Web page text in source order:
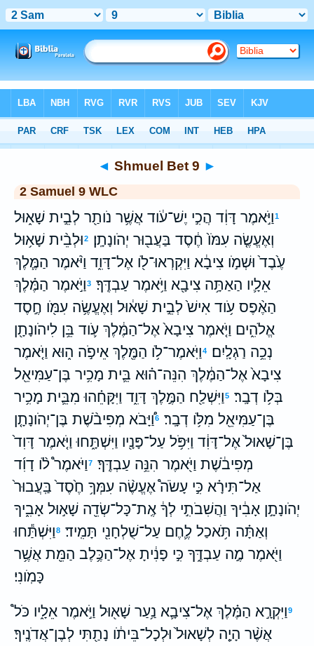
WLC> Shmuel Bet 9
◄ Shmuel Bet 9 ►
2 Samuel 9 WLC
1וַיֹּ֣אמֶר דָּוִ֔ד הֲכִ֣י יֶשׁ־עֹ֔וד אֲשֶׁ֥ר נֹותַ֖ר לְבֵ֣ית שָׁא֑וּל
וְאֶעֱשֶׂ֤ה עִמֹּו֙ חֶ֔סֶד בַּעֲב֖וּר יְהֹונָתָֽן׃
2וּלְבֵ֨ית שָׁא֥וּל
עֶ֙בֶד֙ וּשְׁמֹ֣ו צִיבָ֔א וַיִּקְרְאוּ־לֹ֖ו אֶל־דָּוִ֑ד וַיֹּ֨אמֶר הַמֶּ֧לֶךְ
אֵלָ֛יו הַאַתָּ֥ה צִיבָ֖א וַיֹּ֥אמֶר עַבְדֶּֽךָ׃ 3וַיֹּ֣אמֶר הַמֶּ֗לֶךְ
הַאֶ֨פֶס עֹ֥וד אִישׁ֙ לְבֵ֣ית שָׁא֔וּל וְאֶעֱשֶׂ֥ה עִמֹּ֖ו חֶ֣סֶד
אֱלֹהִ֑ים וַיֹּ֤אמֶר צִיבָא֙ אֶל־הַמֶּ֔לֶךְ עֹ֛וד בֵּ֥ן לִיהֹונָתָ֖ן
נְכֵ֥ה רַגְלָֽיִם׃
4וַיֹּֽאמֶר־לֹ֥ו הַמֶּ֖לֶךְ אֵיפֹ֣ה ה֑וּא וַיֹּ֤אמֶר
צִיבָא֙ אֶל־הַמֶּ֔לֶךְ הִנֵּה־ה֗וּא בֵּ֛ית מָכִ֥יר בֶּן־עַמִּיאֵ֖ל
בְּלֹ֥ו דְבָֽר׃ 5וַיִּשְׁלַ֖ח הַמֶּ֣לֶךְ דָּוִ֑ד וַיִּקָּחֵ֗הוּ מִבֵּ֛ית מָכִ֥יר
בֶּן־עַמִּיאֵ֖ל מִלֹּ֥ו דְבָֽר׃ 6וַ֠יָּבֹא מְפִיבֹ֨שֶׁת בֶּן־יְהֹונָתָ֤ן
בֶּן־שָׁאוּל֙ אֶל־דָּוִ֔ד וַיִּפֹּ֥ל עַל־פָּנָ֖יו וַיִּשְׁתָּ֑חוּ וַיֹּ֤אמֶר דָּוִד֙
מְפִיבֹ֔שֶׁת וַיֹּ֖אמֶר הִנֵּ֥ה עַבְדֶּֽךָ׃ 7וַיֹּאמֶר֩ לֹ֨ו דָוִ֜ד
אַל־תִּירָ֗א כִּ֣י עָשֹׂה֩ אֶעֱשֶׂ֨ה עִמְּךָ֥ חֶ֙סֶד֙ בַּֽעֲבוּר֙
יְהֹונָתָ֣ן אָבִ֔יךָ וַהֲשִׁבֹתִ֣י לְךָ֔ אֶֽת־כָּל־שְׂדֵ֖ה שָׁא֣וּל אָבִ֑יךָ
וְאַתָּ֗ה תֹּ֥אכַל לֶ֛חֶם עַל־שֻׁלְחָנִ֖י תָּמִֽיד׃ 8וַיִּשְׁתַּ֕חוּ
וַיֹּ֖אמֶר מֶ֣ה עַבְדֶּ֑ךָ כִּ֣י פָנִ֔יתָ אֶל־הַכֶּ֥לֶב הַמֵּ֖ת אֲשֶׁ֥ר
כָּמֹֽונִי׃
9וַיִּקְרָ֣א הַמֶּ֗לֶךְ אֶל־צִיבָ֛א נַ֥עַר שָׁא֖וּל וַיֹּ֣אמֶר אֵלָ֑יו כֹּל֩
אֲשֶׁ֨ר הָיָ֤ה לְשָׁאוּל֙ וּלְכָל־בֵּיתֹ֔ו נָתַ֖תִּי לְבֶן־אֲדֹנֶֽיךָ׃